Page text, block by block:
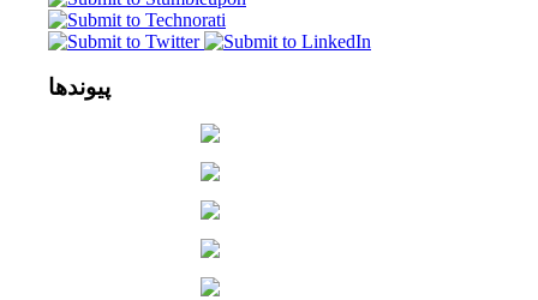
پیوندها